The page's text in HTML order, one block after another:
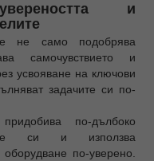
и
не само подобрява
самочувствието и
усвояване на ключови
задачите си по-
по-дълбоко
си и използва
по-уверено.